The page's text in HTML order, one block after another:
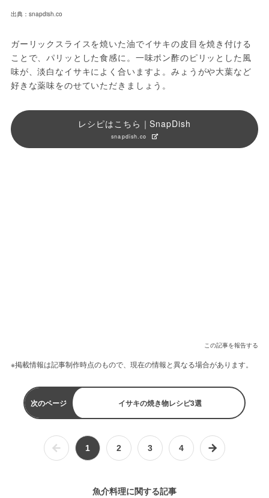
出典：snapdish.co
ガーリックスライスを焼いた油でイサキの皮目を焼き付ける
ことで、パリッとした食感に。一味ポン酢のピリッとした風
味が、淡白なイサキによく合いますよ。みょうがや大葉など
好きな薬味をのせていただきましょう。
レシピはこちら｜SnapDish
snapdish.co
この記事を報告する
※掲載情報は記事制作時点のもので、現在の情報と異なる場合があります。
次のページ イサキの焼き物レシピ3選
1 2 3 4
魚介料理に関する記事